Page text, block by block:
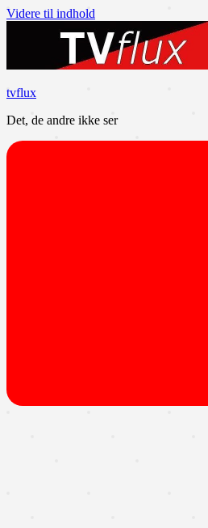
Videre til indhold
tvflux
Det, de andre ikke ser